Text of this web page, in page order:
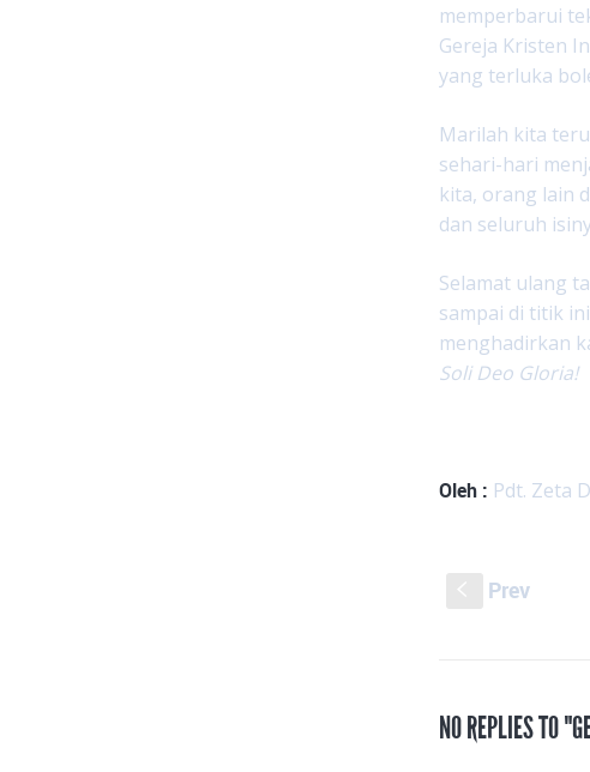
memperbarui
Gereja Kristen
yang terluka
Marilah kita
sehari-hari
kita, orang lain
dan seluruh
Selamat ulang
sampai di titik
menghadirkan
Soli Deo Gloria!
Oleh : Pdt. Zeta
Prev
NO REPLIES TO